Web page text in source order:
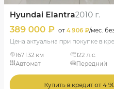
Hyundai Elantra2010 г.
389 000 ₽ от 4 906 ₽/мес.
Цена актуальна при покупке в
167 132 км
122 л.с.
Автомат
Передний
Купить в кредит от 4